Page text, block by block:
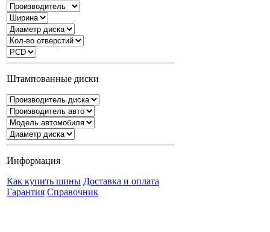
Штампованные диски
Информация
Как купить шины Доставка и оплата
Гарантия Справочник